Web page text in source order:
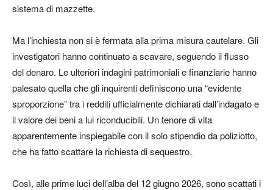
sistema di mazzette.
Ma l’inchiesta non si è fermata alla prima misura cautelare. Gli
investigatori hanno continuato a scavare, seguendo il flusso
del denaro. Le ulteriori indagini patrimoniali e finanziarie hanno
palesato quella che gli inquirenti definiscono una “evidente
sproporzione” tra i redditi ufficialmente dichiarati dall’indagato e
il valore dei beni a lui riconducibili. Un tenore di vita
apparentemente inspiegabile con il solo stipendio da poliziotto,
che ha fatto scattare la richiesta di sequestro.
Così, alle prime luci dell’alba del 12 giugno 2026, sono scattati i